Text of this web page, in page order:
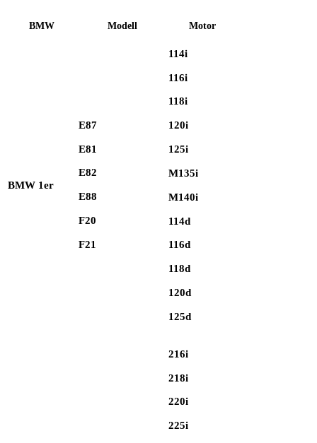
BMW Modell Motor
BMW 1er
E87
E81
E82
E88
F20
F21
114i
116i
118i
120i
125i
M135i
M140i
114d
116d
118d
120d
125d
216i
218i
220i
225i